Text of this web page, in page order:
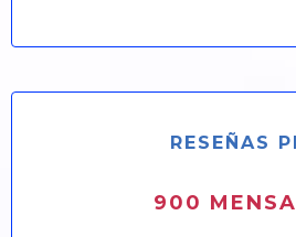
RESEÑAS
900